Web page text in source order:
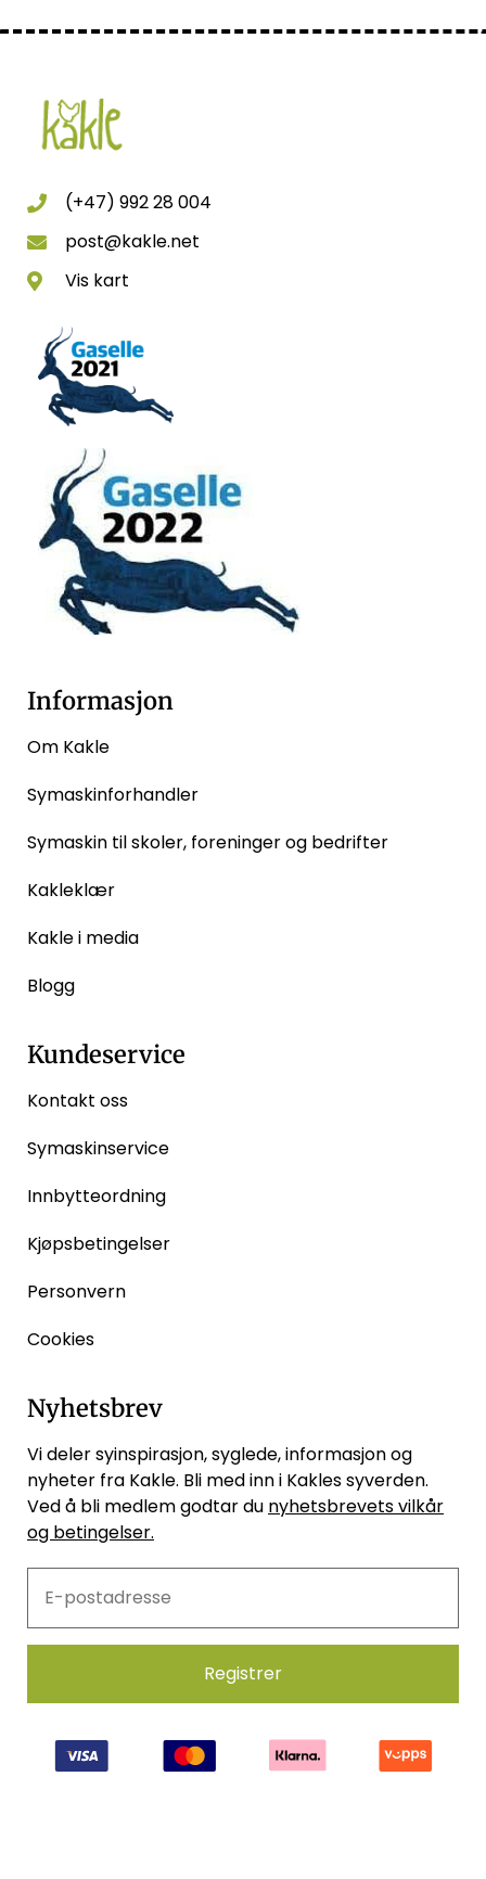
(+47) 992 28 004
post@kakle.net
Vis kart
Informasjon
Om Kakle
Symaskinforhandler
Symaskin til skoler, foreninger og bedrifter
Kakleklær
Kakle i media
Blogg
Kundeservice
Kontakt oss
Symaskinservice
Innbytteordning
Kjøpsbetingelser
Personvern
Cookies
Nyhetsbrev
Vi deler syinspirasjon, syglede, informasjon og
nyheter fra Kakle. Bli med inn i Kakles syverden.
Ved å bli medlem godtar du nyhetsbrevets vilkår
og betingelser.